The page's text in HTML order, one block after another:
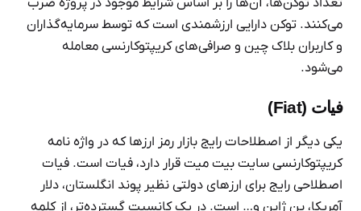
می‌کنند. توکن دارایی ارزشمندی است که توسط سرمایه‌گذاران
و کاربران بلاک چین و صرافی‌های کریپتوکارنسی معامله
می‌شود.
فیات (Fiat)
یکی دیگر از اصطلاحات رایج بازار رمز ارزها که در واژه نامه
کریپتوکارنسی سایت بیت میت قرار دارد، فیات است. فیات
اصطلاحی رایج برای ارزهای دولتی نظیر پوند انگلستان، دلار
آمریکا، ین ژاپن و… است. در یک کانسپت گسترده‌تر، از کلمه